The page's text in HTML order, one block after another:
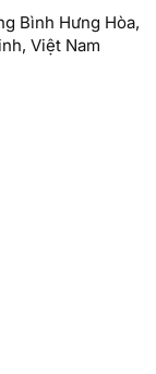
Bình Hưng Hòa,
Việt Nam